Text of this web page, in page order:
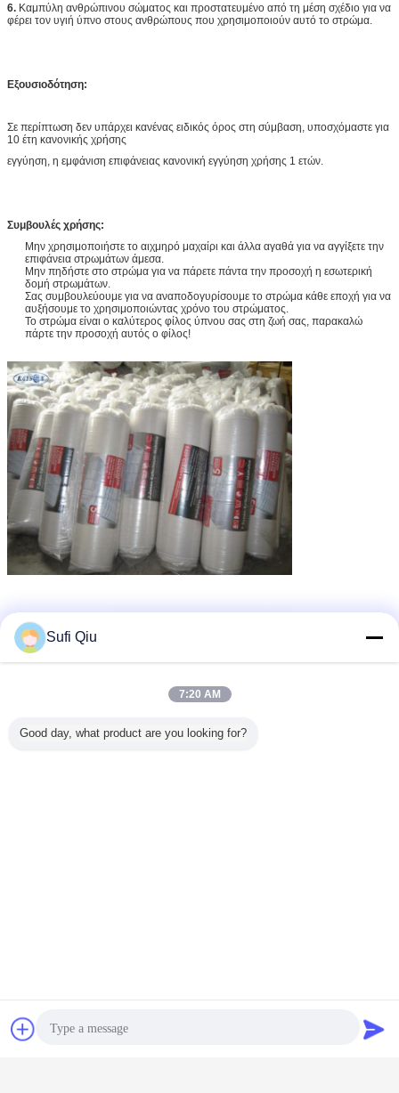
6. Καμπύλη ανθρώπινου σώματος και προστατευμένο από τη μέση σχέδιο για να
φέρει τον υγιή ύπνο στους ανθρώπους που χρησιμοποιούν αυτό το στρώμα.
Εξουσιοδότηση:
Σε περίπτωση δεν υπάρχει κανένας ειδικός όρος στη σύμβαση, υποσχόμαστε για
10 έτη κανονικής χρήσης
εγγύηση, η εμφάνιση επιφάνειας κανονική εγγύηση χρήσης 1 ετών.
Συμβουλές χρήσης:
Μην χρησιμοποιήστε το αιχμηρό μαχαίρι και άλλα αγαθά για να αγγίξετε την
επιφάνεια στρωμάτων άμεσα.
Μην πηδήστε στο στρώμα για να πάρετε πάντα την προσοχή η εσωτερική
δομή στρωμάτων.
Σας συμβουλεύουμε για να αναποδογυρίσουμε το στρώμα κάθε εποχή για να
αυξήσουμε το χρησιμοποιώντας χρόνο του στρώματος.
Το στρώμα είναι ο καλύτερος φίλος ύπνου σας στη ζωή σας, παρακαλώ
πάρτε την προσοχή αυτός ο φίλος!
συζήτηση
Sufi Qiu
7:20 AM
Good day, what product are you looking for?